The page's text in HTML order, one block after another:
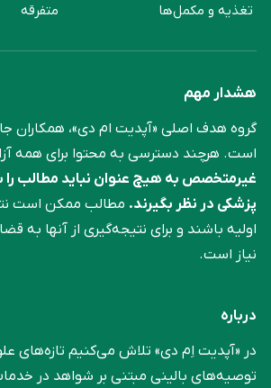
تغذیه و مکمل‌ها
متفرقه
هشدار مهم
گروه هدف اصلی «آپدیت ام دی»، همکاران
است. هرچند دسترسی به محتوا برای همه
غیرمتخصص به هیچ عنوان نباید مطالب را
پزشکی در نظر بگیرند. مطالب ممکن است
اولیه باشند و برای نتیجه‌گیری از آنها به
نیاز است.
درباره
در «آپدیت اِم دی» تلاش می‌کنیم تازه‌های
توصیه‌های بالینی مبتنی بر شواهد در